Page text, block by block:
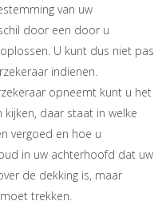
van uw
door een door u
U kunt dus niet pas
indienen.
opneemt kunt u het
daar staat in welke
vergoed en hoe u
in uw achterhoofd dat uw
de dekking is, maar
trekken.